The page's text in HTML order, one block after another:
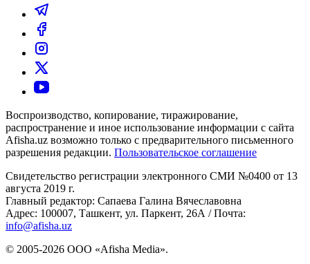
Воспроизводство, копирование, тиражирование,
распространение и иное использование информации с сайта
Afisha.uz возможно только с предварительного письменного
разрешения редакции. Пользовательское соглашение
Свидетельство регистрации электронного СМИ №0400 от 13
августа 2019 г.
Главный редактор: Сапаева Галина Вячеславовна
Адрес: 100007, Ташкент, ул. Паркент, 26А / Почта:
info@afisha.uz
© 2005-2026 ООО «Afisha Media».